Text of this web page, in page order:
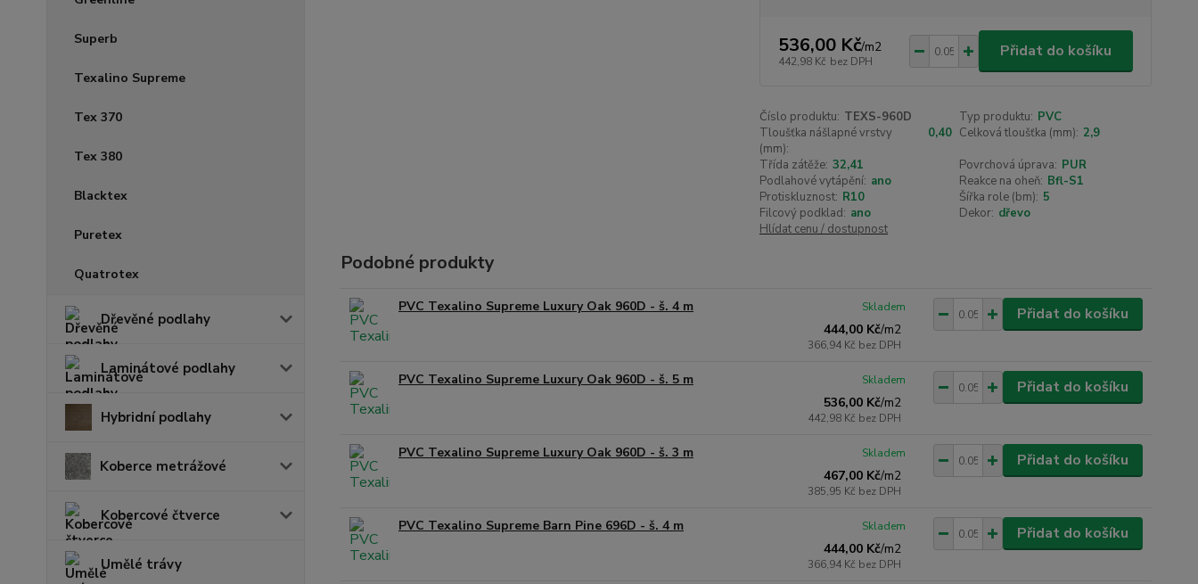
Superb
Texalino Supreme
Tex 370
Tex 380
Blacktex
Puretex
Quatrotex
Dřevěné podlahy
Laminátové podlahy
Hybridní podlahy
Koberce metrážové
Kobercové čtverce
Umělé trávy
536,00 Kč/m2
442,98 Kč bez DPH
Přidat do košíku
Číslo produktu: TEXS-960D Typ produktu: PVC
Tloušťka nášlapné vrstvy
(mm):
0,40 Celková tloušťka (mm): 2,9
Třída zátěže: 32,41 Povrchová úprava: PUR
Podlahové vytápění: ano Reakce na oheň: Bfl-S1
Protiskluznost: R10 Šířka role (bm): 5
Filcový podklad: ano Dekor: dřevo
Hlídat cenu / dostupnost
Podobné produkty
PVC Texalino Supreme Luxury Oak 960D - š. 4 m
444,00 Kč/m2
366,94 Kč bez DPH
Skladem Přidat do košíku
PVC Texalino Supreme Luxury Oak 960D - š. 5 m
536,00 Kč/m2
442,98 Kč bez DPH
Skladem Přidat do košíku
PVC Texalino Supreme Luxury Oak 960D - š. 3 m
467,00 Kč/m2
385,95 Kč bez DPH
Skladem Přidat do košíku
PVC Texalino Supreme Barn Pine 696D - š. 4 m
444,00 Kč/m2
366,94 Kč bez DPH
Skladem Přidat do košíku